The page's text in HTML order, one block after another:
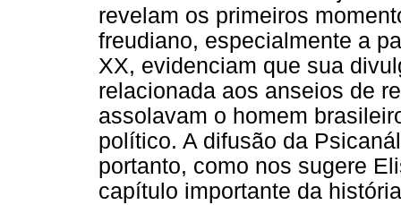
revelam os primeiros
freudiano, especialmente a
XX, evidenciam que sua
relacionada aos anseios de
assolavam o homem
político. A difusão da
portanto, como nos sugere
capítulo importante da